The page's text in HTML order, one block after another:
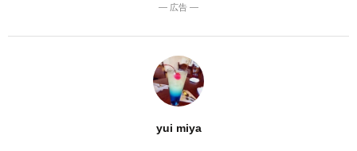
― 広告 ―
yui miya